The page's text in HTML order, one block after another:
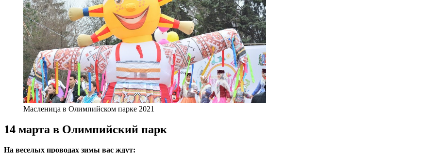
Масленица в Олимпийском парке 2021
14 марта в Олимпийский парк
На веселых проводах зимы вас ждут: